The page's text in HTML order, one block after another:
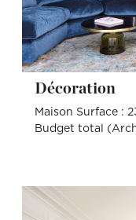
Décoration
Maison Surface :
Budget total